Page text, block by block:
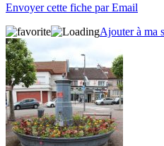
Envoyer cette fiche par Email
Ajouter à ma